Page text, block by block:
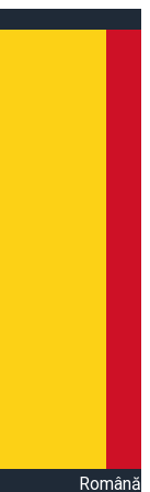
Română